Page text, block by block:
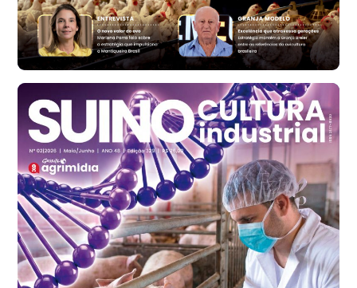
R$ 171,61
cx
Ovo Branco - Regional
Santa Maria do Jetibá (ES)
R$ 140,74
cx
Ovo Branco - Regional
Recife (PE)
R$ 147,74
cx
Ovo Vermelho - Regional
Recife (PE)
R$ 157,72